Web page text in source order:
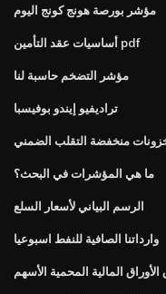
مؤشر بورصة هونج كونج اليوم
أساسيات عقد التأمين pdf
مؤشر التضخم حاسبة لنا
تراديفيو إيندو بوفيسبا
منخفضة التقلب الضمني
ما هي المؤشرات في البحث؟
الرسم البياني لأسعار السلع
وارداتنا الصافية للنفط اسبوعيا
المالية المحمية الأسهم